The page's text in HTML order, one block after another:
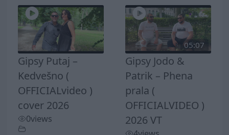
Gipsy Putaj –
Kedvešno (
OFFICIALvideo )
cover 2026
0views
05:07
Gipsy Jodo &
Patrik – Phena
prala (
OFFICIALVIDEO )
2026 VT